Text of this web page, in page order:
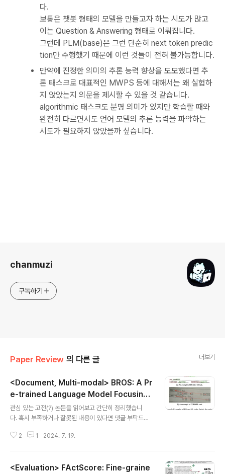
다.
보통은 챗봇 형태의 모델을 만들고자 하는 시도가 많고
이는 Question & Answering 형태로 이뤄집니다.
그런데 PLM(base)은 그런 단순히 next token predic
tion만 수행했기 때문에 이런 것들이 전혀 불가능합니다.
만약에 진정한 의미의 추론 능력 향상을 도모했다면 추
론 태스크로 대표적인 MWPS 등에 대해서는 왜 실험하
지 않았는지 의문을 제시할 수 있을 것 같습니다.
algorithmic 태스크도 분명 의미가 있지만 학습할 때와
완전히 다르면서도 언어 모델의 추론 능력을 파악하는
시도가 필요하지 않았을까 싶습니다.
chanmuzi
구독하기
Paper Review 의 다른 글 더보기
<Document, Multi-modal> BROS: A Pr
e-trained Language Model Focusing
on Text and Layout for Better Key Inf
ormation Extraction from Documents
(2021.08) (AAAI 2022)
관심 있는 고전(?) 논문을 읽어보고 간단히 정리했습니
다. 혹시 부족하거나 잘못된 내용이 있다면 댓글 부탁드립
IST, LBox, Upstage]- Key information extraction
Spatiality): text를 2D 공간에서 relative position en
2 1 2024. 7. 19.
<Evaluation> FActScore: Fine-graine